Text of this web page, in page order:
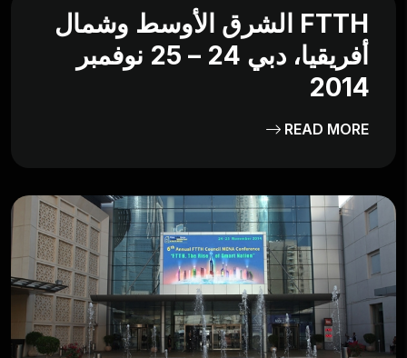
FTTH الشرق الأوسط وشمال
أفريقيا، دبي 24 – 25 نوفمبر
2014
READ MORE